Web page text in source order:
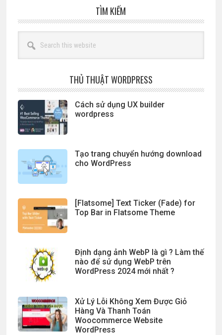
TÌM KIẾM
this
website
THỦ THUẬT WORDPRESS
Cách sử dụng UX builder
wordpress
Tạo trang chuyển hướng download
cho WordPress
[Flatsome] Text Ticker (Fade) for
Top Bar in Flatsome Theme
Định dạng ảnh WebP là gì ? Làm thế
nào để sử dụng WebP trên
WordPress 2024 mới nhất ?
Xử Lý Lỗi Không Xem Được Giỏ
Hàng Và Thanh Toán
Woocommerce Website
WordPress